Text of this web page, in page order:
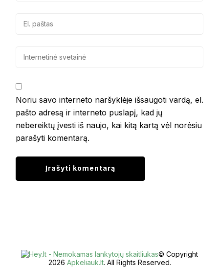
Noriu savo interneto naršyklėje išsaugoti vardą, el.
pašto adresą ir interneto puslapį, kad jų
nebereiktų įvesti iš naujo, kai kitą kartą vėl norėsiu
parašyti komentarą.
© Copyright
2026 Apkeliauk.lt. All Rights Reserved.